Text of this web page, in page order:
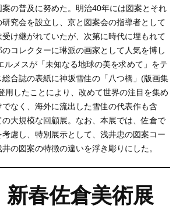
の普及に努めた。明治40年には図案とそれ
究会を設立し、京と図案会の指導者として
け継がれていたが、次第に時代に埋もれて
コレクターに琳派の画家として人気を博し
ルメスが「未知なる地球の美を求めて」をテ
合誌の表紙に神坂雪佳の「八つ橋」(版画集
用したことにより、改めて世界の注目を集め
なく、海外に流出した雪佳の代表作も含
大規模な回顧展。なお、本展では、佐倉で
慮し、特別展示として、浅井忠の図案コー
の図案の特徴の違いを浮き彫りにした。
春佐倉美術展